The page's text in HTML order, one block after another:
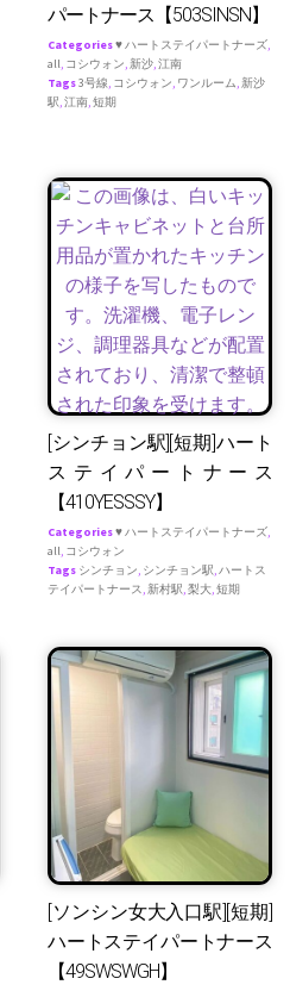
パートナース【503SINSN】
Categories♥ ハートステイパートナーズ,
all, コシウォン,新沙,江南
Tags3号線, コシウォン, ワンルーム,新沙
駅,江南,短期
[シンチョン駅][短期]ハート
ステイパートナース
【410YESSSY】
Categories♥ ハートステイパートナーズ,
all, コシウォン
Tags シンチョン, シンチョン駅,ハートス
テイパートナース,新村駅,梨大,短期
[ソンシン女大入口駅][短期]
ハートステイパートナース
【49SWSWGH】